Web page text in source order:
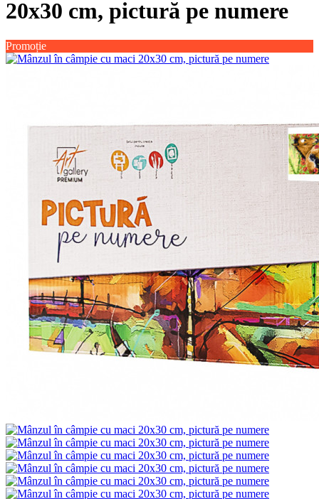
20х30 cm, pictură pe numere
Promoție